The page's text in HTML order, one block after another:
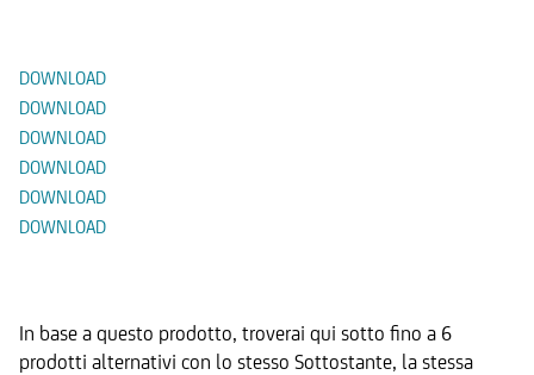
DOWNLOAD
DOWNLOAD
DOWNLOAD
DOWNLOAD
DOWNLOAD
DOWNLOAD
In base a questo prodotto, troverai qui sotto fino a 6
prodotti alternativi con lo stesso Sottostante, la stessa